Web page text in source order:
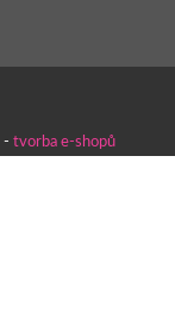
- tvorba e-shopů